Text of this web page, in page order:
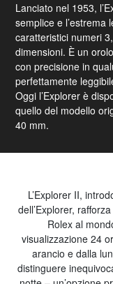
Lanciato nel 1953,
semplice e l’estrema
caratteristici numeri
dimensioni. È un
con precisione in
perfettamente
Oggi l’Explorer è
quello del modello
40 mm.
L’Explorer II,
dell’Explorer,
Rolex al
visualizzazione 24
arancio e dalla
distinguere